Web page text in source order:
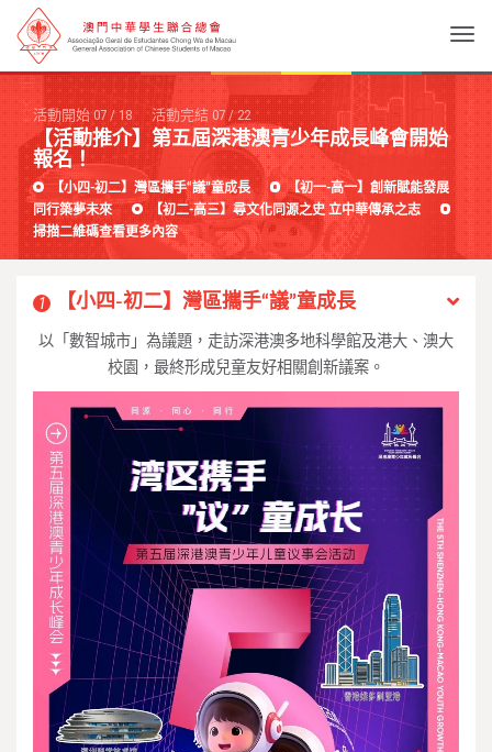
活動開始 07/18 活動完結 07/22
【活動推介】第五屆深港澳青少年成長峰會開始
報名！
【小四-初二】灣區攜手“議”童成長
【初一-高一】創新賦能發展
同行築夢未來
【初二-高三】尋文化同源之史 立中華傳承之志
掃描二維碼查看更多內容
1 【小四-初二】灣區攜手“議”童成長
以「數智城市」為議題，走訪深港澳多地科學館及港大、澳大
校園，最終形成兒童友好相關創新議案。